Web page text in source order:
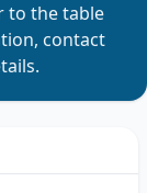
to the table
contact